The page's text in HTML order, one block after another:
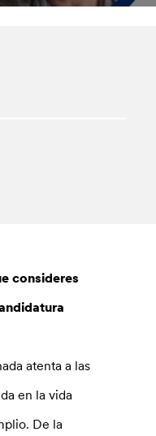
consideres
atenta a las
en la vida
De la